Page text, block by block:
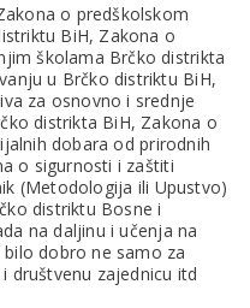
o predškolskom
BiH, Zakona o
školama Brčko distrikta
u Brčko distriktu BiH,
za osnovno i srednje
distrikta BiH, Zakona o
dobara od prirodnih
o sigurnosti i zaštiti
(Metodologija ili Upustvo)
distriktu Bosne i
na daljinu i učenja na
dobro ne samo za
društvenu zajednicu itd